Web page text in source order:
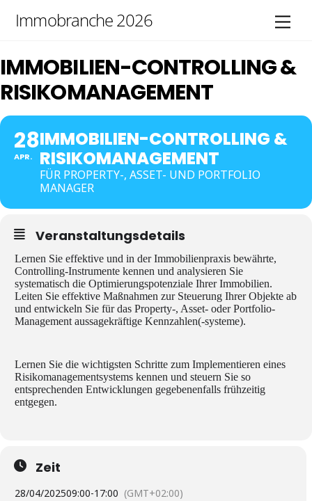
Immobranche 2026
IMMOBILIEN-CONTROLLING &
RISIKOMANAGEMENT
28
APR.
IMMOBILIEN-CONTROLLING &
RISIKOMANAGEMENT
FÜR PROPERTY-, ASSET- UND PORTFOLIO
MANAGER
Veranstaltungsdetails
Lernen Sie effektive und in der Immobilienpraxis bewährte,
Controlling-Instrumente kennen und analysieren Sie
systematisch die Optimierungspotenziale Ihrer Immobilien.
Leiten Sie effektive Maßnahmen zur Steuerung Ihrer Objekte ab
und entwickeln Sie für das Property-, Asset- oder Portfolio-
Management aussagekräftige Kennzahlen(-systeme).
Lernen Sie die wichtigsten Schritte zum Implementieren eines
Risikomanagementsystems kennen und steuern Sie so
entsprechenden Entwicklungen gegebenenfalls frühzeitig
entgegen.
Zeit
28/04/202509:00-17:00 (GMT+02:00)